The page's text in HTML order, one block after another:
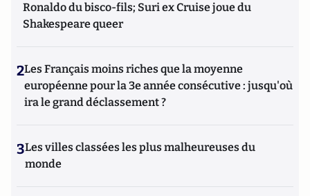
Ronaldo du bisco-fils; Suri ex Cruise joue du
Shakespeare queer
2Les Français moins riches que la moyenne
européenne pour la 3e année consécutive : jusqu'où
ira le grand déclassement ?
3Les villes classées les plus malheureuses du
monde